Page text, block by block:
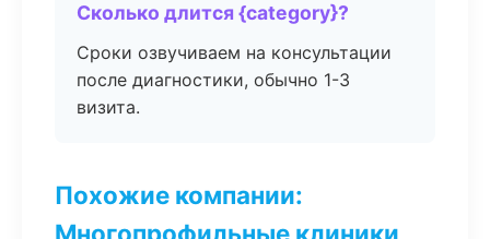
Сколько длится {category}?
Сроки озвучиваем на консультации
после диагностики, обычно 1-3
визита.
Похожие компании:
Многопрофильные клиники